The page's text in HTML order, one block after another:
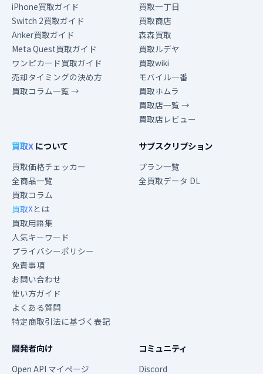
iPhone買取ガイド
Switch 2買取ガイド
Anker買取ガイド
Meta Quest買取ガイド
ワンピカード買取ガイド
売却タイミングの決め方
買取コラム一覧 →
買取一丁目
買取商店
森森買取
買取ルデヤ
買取wiki
モバイル一番
買取ホムラ
買取店一覧 →
買取店レビュー
買取Xについて
買取価格チェッカー
全商品一覧
買取コラム
買取Xとは
買取用語集
人気キーワード
プライバシーポリシー
免責事項
お問い合わせ
使い方ガイド
よくある質問
特定商取引法に基づく表記
サブスクリプション
プラン一覧
全買取データ DL
開発者向け
Open API マイページ
コミュニティ
Discord